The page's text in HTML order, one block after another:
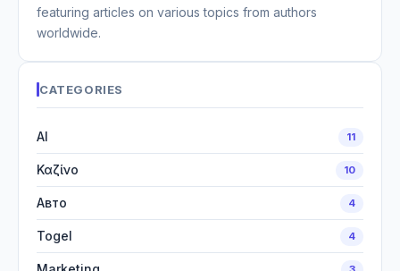
featuring articles on various topics from authors
worldwide.
CATEGORIES
AI 11
Καζίνο 10
Авто 4
Togel 4